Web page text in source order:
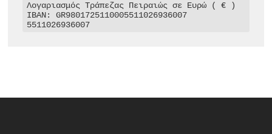
Λογαριασμός Τράπεζας Πειραιώς σε Ευρώ ( € )
IBAN: GR9801725110005511026936007
5511026936007